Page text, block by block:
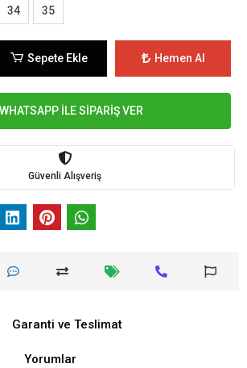
34 35
Sepete Ekle Hemen Al
WHATSAPP İLE SİPARİŞ VER
Güvenli Alışveriş
Garanti ve Teslimat
Yorumlar